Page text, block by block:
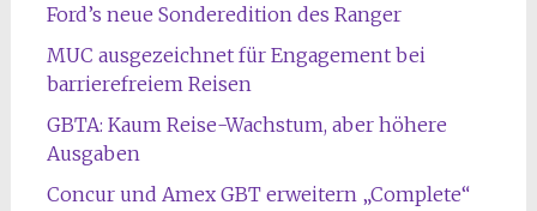
Ford’s neue Sonderedition des Ranger
MUC ausgezeichnet für Engagement bei
barrierefreiem Reisen
GBTA: Kaum Reise-Wachstum, aber höhere
Ausgaben
Concur und Amex GBT erweitern „Complete“